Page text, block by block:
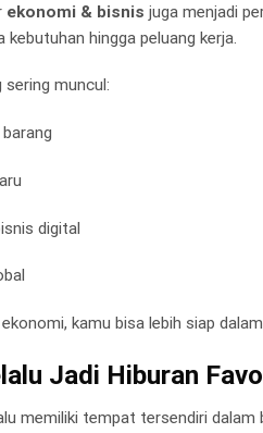
ekonomi & bisnis juga menjadi
kebutuhan hingga peluang kerja.
sering muncul:
digital
kamu bisa lebih siap
Jadi Hiburan
memiliki tempat tersendiri